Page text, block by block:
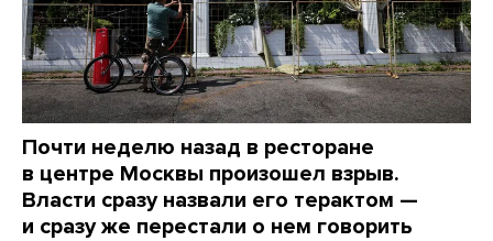
Почти неделю назад в ресторане
в центре Москвы произошел взрыв.
Власти сразу назвали его терактом —
и сразу же перестали о нем говорить